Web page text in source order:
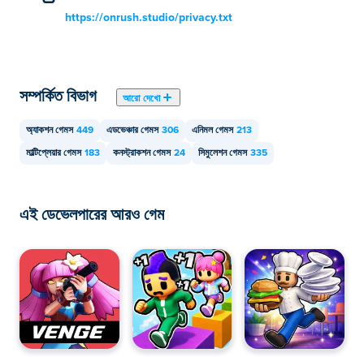
https://onrush.studio/privacy.txt
সম্পর্কিত বিভাগ আরো দেখো
অ্যাকশন গেমস 449 এডভেঞ্চার গেমস 306 এনিমল গেমস 213
মাল্টিপ্লেয়ার গেমস 183 কনস্ট্রাকশন গেমস 24 সিমুলেশন গেমস 335
এই ডেভেলপারের আরও গেম